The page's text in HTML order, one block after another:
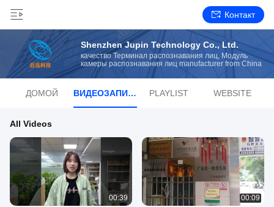
Контакт
Shenzhen Jupin Technology Co., Ltd.
качество Терминал распознавания лиц, Модуль
камеры распознавания лиц manufacturer from China
ДОМОЙ ВИДЕОЗАПИСИ PLAYLIST WEBSITE
All Videos
00:39 00:09